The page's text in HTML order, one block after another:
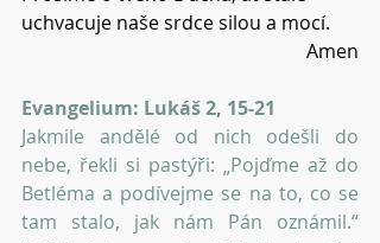
uchvacuje naše srdce silou a mocí.
Amen
Evangelium: Lukáš 2, 15-21
Jakmile andělé od nich odešli do
nebe, řekli si pastýři: „Pojďme až do
Betléma a podívejme se na to, co se
tam stalo, jak nám Pán oznámil.“